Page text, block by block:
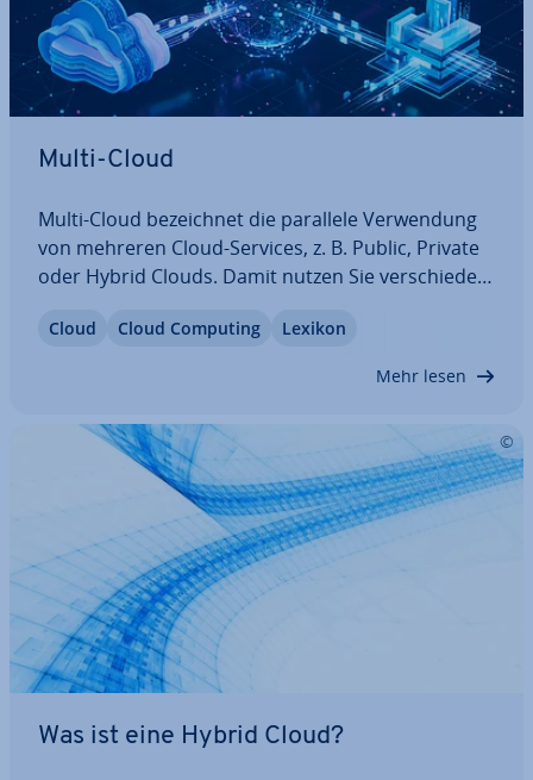
Multi-Cloud
Multi-Cloud be­zeich­net die parallele Ver­wen­dung
von mehreren Cloud-Services, z. B. Public, Private
oder Hybrid Clouds. Damit nutzen Sie ver­schie­de­
die beste Variante für jeden Ein­satz­be­reich
Cloud Cloud Computing Lexikon
Mehr lesen
Was ist eine Hybrid Cloud?